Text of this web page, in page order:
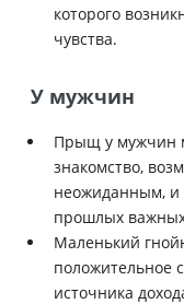
которого
чувства.
У мужчин
Прыщ у мужчин
знакомство,
неожиданным, и
прошлых
Маленький
положительное
источника